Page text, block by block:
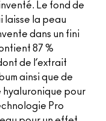
Le fond de
laisse la peau
dans un fini
87 %
de l’extrait
ainsi que de
hyaluronique pour
Pro